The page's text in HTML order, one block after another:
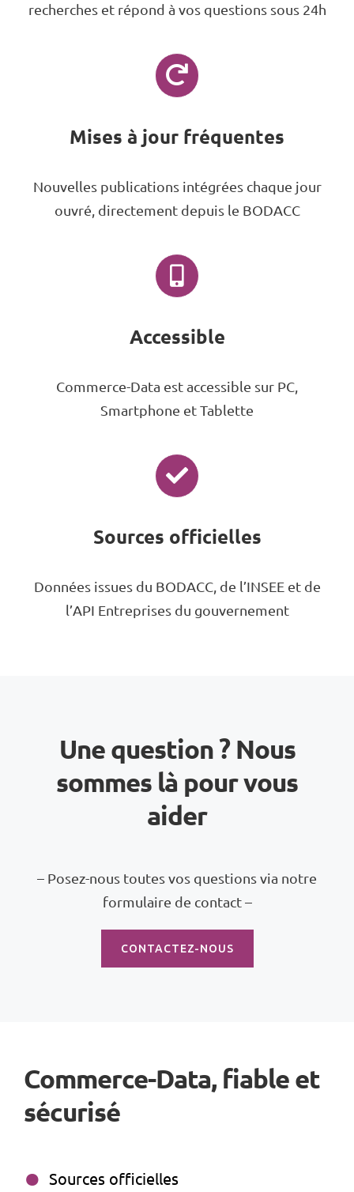
recherches et répond à vos questions sous 24h
Mises à jour fréquentes
Nouvelles publications intégrées chaque jour
ouvré, directement depuis le BODACC
Accessible
Commerce-Data est accessible sur PC,
Smartphone et Tablette
Sources officielles
Données issues du BODACC, de l’INSEE et de
l’API Entreprises du gouvernement
Une question ? Nous
sommes là pour vous
aider
– Posez-nous toutes vos questions via notre
formulaire de contact –
CONTACTEZ-NOUS
Commerce-Data, fiable et
sécurisé
Sources officielles